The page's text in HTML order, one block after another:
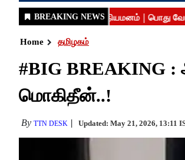
Home தமிழகம்
#BIG BREAKING
மொகிதீன்..!
By TTN DESK Updated: May 21, 2026, 13:11